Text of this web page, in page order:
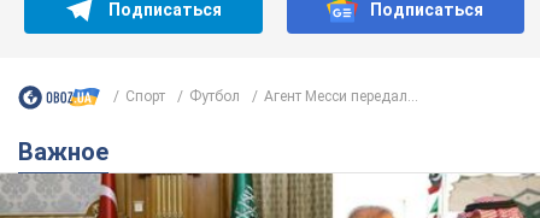
Подписаться Подписаться
Спорт Футбол Агент Месси передал...
Важное